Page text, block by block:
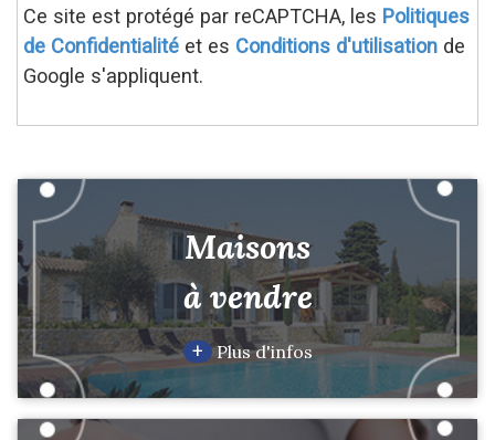
Ce site est protégé par reCAPTCHA, les Politiques
de Confidentialité et es Conditions d'utilisation de
Google s'appliquent.
Maisons
à vendre
+ Plus d'infos